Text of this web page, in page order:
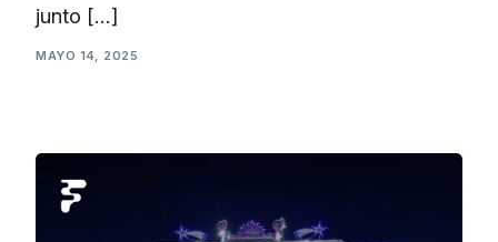
junto […]
MAYO 14, 2025